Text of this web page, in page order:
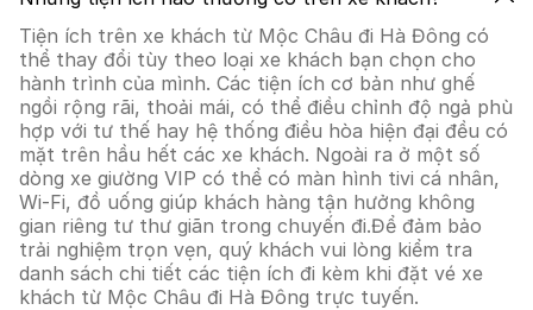
Tiện ích trên xe khách từ Mộc Châu đi Hà Đông có
thể thay đổi tùy theo loại xe khách bạn chọn cho
hành trình của mình. Các tiện ích cơ bản như ghế
ngồi rộng rãi, thoải mái, có thể điều chỉnh độ ngả phù
hợp với tư thế hay hệ thống điều hòa hiện đại đều có
mặt trên hầu hết các xe khách. Ngoài ra ở một số
dòng xe giường VIP có thể có màn hình tivi cá nhân,
Wi-Fi, đồ uống giúp khách hàng tận hưởng không
gian riêng tư thư giãn trong chuyến đi.Để đảm bảo
trải nghiệm trọn vẹn, quý khách vui lòng kiểm tra
danh sách chi tiết các tiện ích đi kèm khi đặt vé xe
khách từ Mộc Châu đi Hà Đông trực tuyến.